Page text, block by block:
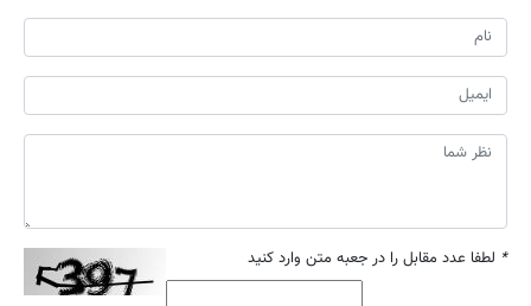
* لطفا عدد مقابل را در جعبه متن وارد کنید